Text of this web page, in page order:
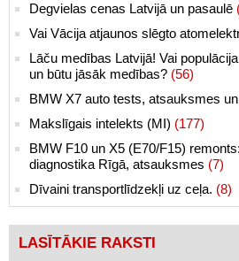
Degvielas cenas Latvijā un pasaulē
Vai Vācija atjaunos slēgto
Lāču medības Latvijā! Vai
un būtu jāsāk medības? (56)
BMW X7 auto tests, atsauksmes
Makslīgais intelekts (MI) (177)
BMW F10 un X5 (E70/F15)
diagnostika Rīgā, atsauksmes (7)
Dīvaini transportlīdzekļi uz ceļa. (8)
LASĪTĀKIE RAKSTI